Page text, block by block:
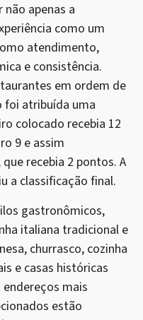
apenas a
como um
atendimento,
e consistência.
em ordem de
foi atribuída uma
colocado recebia 12
9 e assim
recebia 2 pontos. A
a classificação final.
gastronômicos,
italiana tradicional e
churrasco, cozinha
e casas históricas
mais
estão